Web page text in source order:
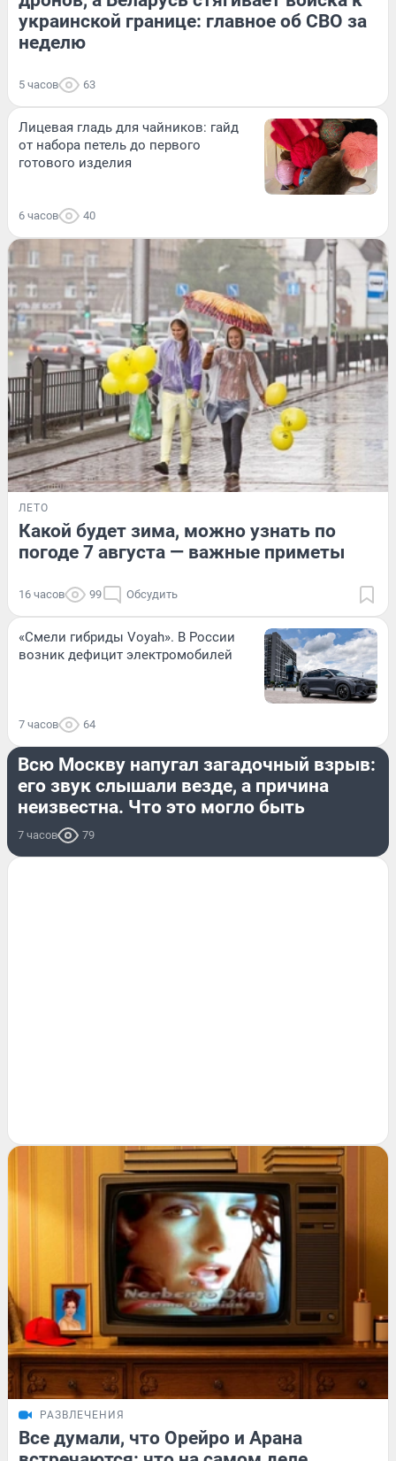
украинской границе: главное об СВО за
неделю
5 часов 63
Лицевая гладь для чайников: гайд
от набора петель до первого
готового изделия
6 часов 40
ЛЕТО
Какой будет зима, можно узнать по
погоде 7 августа — важные приметы
16 часов 99 Обсудить
«Смели гибриды Voyah». В России
возник дефицит электромобилей
7 часов 64
ПРОИСШЕСТВИЯ
Всю Москву напугал загадочный взрыв:
его звук слышали везде, а причина
неизвестна. Что это могло быть
7 часов 79
РАЗВЛЕЧЕНИЯ
Все думали, что Орейро и Арана